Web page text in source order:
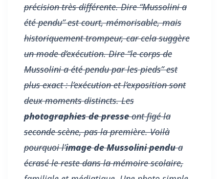
précision très différente. Dire“Mussolini a
été pendu”est court, mémorisable, mais
historiquement trompeur, car cela suggère
un mode d’exécution. Dire“le corps de
Mussolini a été pendu par les pieds”est
plus exact : l’exécution et l’exposition sont
deux moments distincts. Les
photographies de presseont figé la
seconde scène, pas la première. Voilà
pourquoi l’image de Mussolini pendua
écrasé le reste dans la mémoire scolaire,